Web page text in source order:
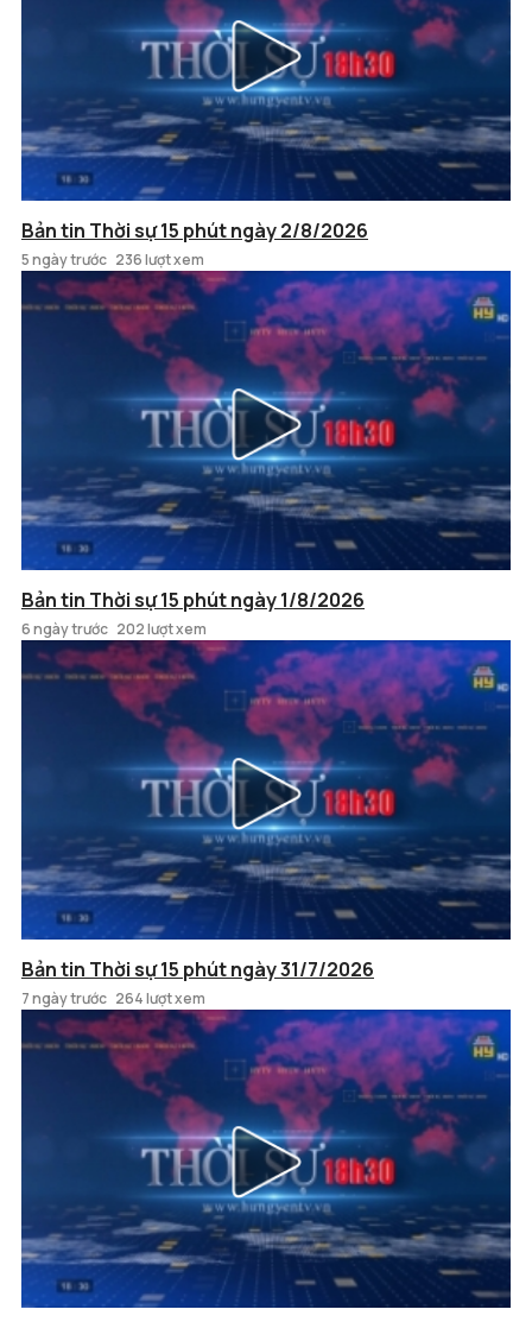
Bản tin Thời sự 15 phút ngày 2/8/2026
5 ngày trước 236 lượt xem
Bản tin Thời sự 15 phút ngày 1/8/2026
6 ngày trước 202 lượt xem
Bản tin Thời sự 15 phút ngày 31/7/2026
7 ngày trước 264 lượt xem